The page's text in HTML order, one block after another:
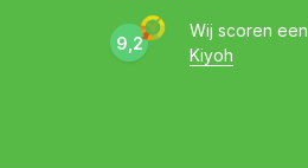
9,2
Wij scoren een
Kiyoh